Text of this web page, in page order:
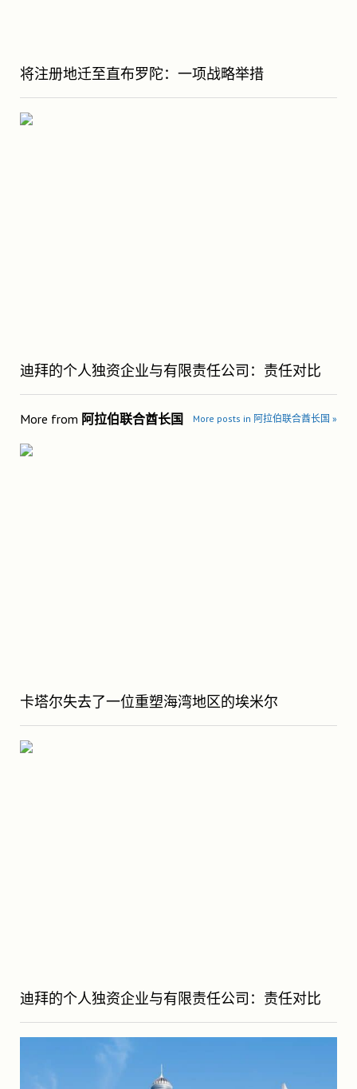
将注册地迁至直布罗陀：一项战略举措
迪拜的个人独资企业与有限责任公司：责任对比
More from 阿拉伯联合酋长国 More posts in 阿拉伯联合酋长国 »
卡塔尔失去了一位重塑海湾地区的埃米尔
迪拜的个人独资企业与有限责任公司：责任对比